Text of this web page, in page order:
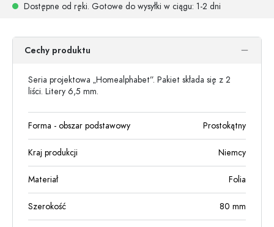
Dostępne od ręki. Gotowe do wysyłki w ciągu: 1-2 dni
Cechy produktu
Seria projektowa „Homealphabet”. Pakiet składa się z 2
liści. Litery 6,5 mm.
Forma - obszar podstawowy Prostokątny
Kraj produkcji Niemcy
Materiał Folia
Szerokość 80 mm